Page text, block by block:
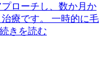
ローチし、数か月か
療です。 一時的に毛
きを読む